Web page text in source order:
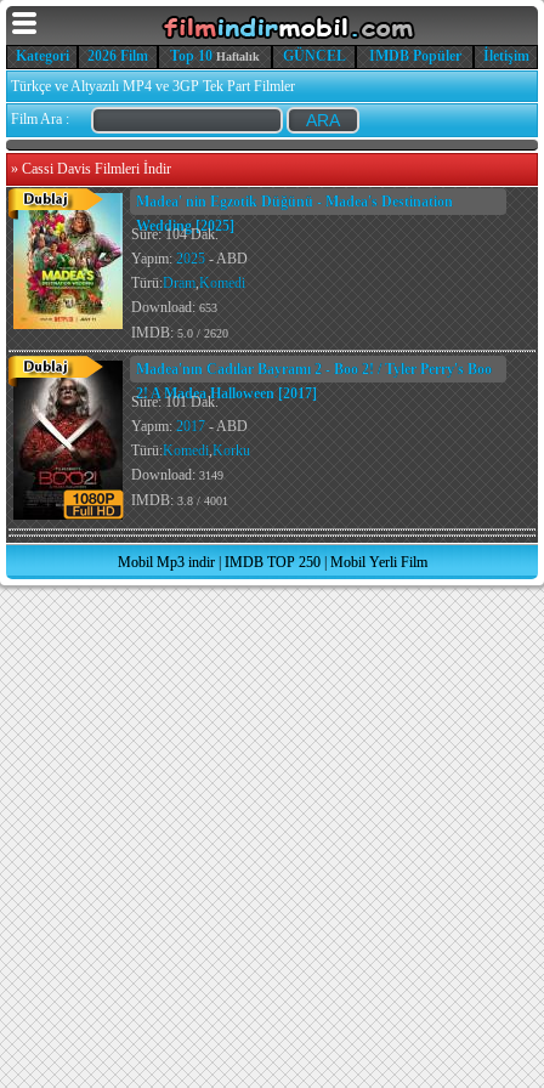
Kategori 2026 Film Top 10 Haftalık GÜNCEL IMDB Popüler
İletişim
Türkçe ve Altyazılı MP4 ve 3GP Tek Part Filmler
Film Ara :
» Cassi Davis Filmleri İndir
Madea' nin Egzotik Düğünü - Madea's Destination
Wedding [2025]
Süre: 104 Dak.
Yapım: 2025 - ABD
Türü:Dram,Komedi
Download: 653
IMDB: 5.0 / 2620
Madea'nın Cadılar Bayramı 2 - Boo 2! / Tyler Perry's Boo
2! A Madea Halloween [2017]
Süre: 101 Dak.
Yapım: 2017 - ABD
Türü:Komedi,Korku
Download: 3149
IMDB: 3.8 / 4001
Mobil Mp3 indir| IMDB TOP 250| Mobil Yerli Film